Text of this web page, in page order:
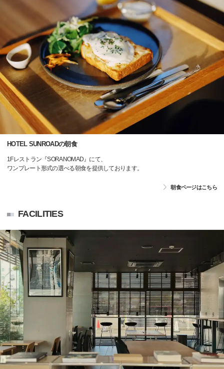
HOTEL SUNROADの朝食
1Fレストラン『SORANOMAD』にて、
ワンプレート形式の選べる朝食を提供しております。
朝食ページはこちら
FACILITIES